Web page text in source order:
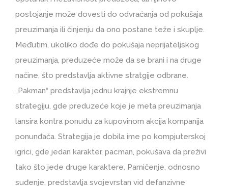
postojanje može dovesti do odvraćanja od pokušaja
preuzimanja ili činjenju da ono postane teže i skuplje.
Međutim, ukoliko dođe do pokušaja neprijateljskog
preuzimanja, preduzeće može da se brani i na druge
načine, što predstavlja aktivne stratgije odbrane.
„Pakman“ predstavlja jednu krajnje ekstremnu
strategiju, gde preduzeće koje je meta preuzimanja
lansira kontra ponudu za kupovinom akcija kompanija
ponunđača. Strategija je dobila ime po kompjuterskoj
igrici, gde jedan karakter, pacman, pokušava da preživi
tako što jede druge karaktere. Parničenje, odnosno
suđenje, predstavlja svojevrstan vid defanzivne